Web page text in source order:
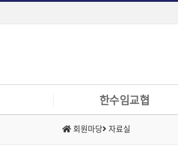
한수임교협
인사말
회원마당 자료실